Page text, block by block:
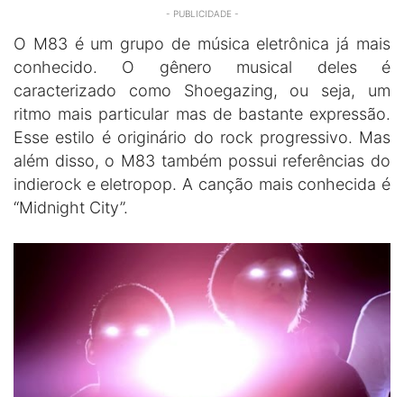
- PUBLICIDADE -
O M83 é um grupo de música eletrônica já mais
conhecido. O gênero musical deles é
caracterizado como Shoegazing, ou seja, um
ritmo mais particular mas de bastante expressão.
Esse estilo é originário do rock progressivo. Mas
além disso, o M83 também possui referências do
indierock e eletropop. A canção mais conhecida é
“Midnight City”.